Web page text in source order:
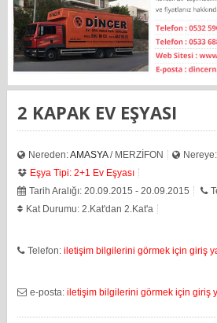
2 KAPAK EV EŞYASI
Nereden:AMASYA/ MERZİFON Nereye:
Eşya Tipi: 2+1 Ev Eşyası
Tarih Aralığı: 20.09.2015 - 20.09.2015
Kat Durumu: 2.Kat'dan 2.Kat'a
Telefon:iletişim bilgilerini görmek için giriş
e-posta:iletişim bilgilerini görmek için giriş